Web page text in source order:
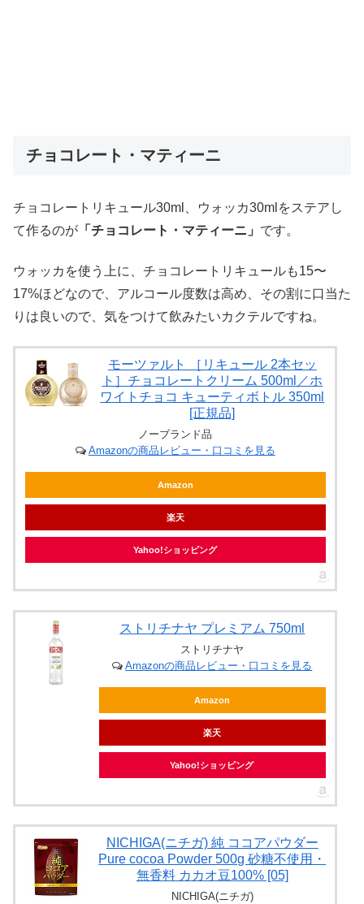
チョコレート・マティーニ
チョコレートリキュール30ml、ウォッカ30mlをステアし
て作るのが 「チョコレート・マティーニ」 です。
ウォッカを使う上に、チョコレートリキュールも15〜
17%ほどなので、アルコール度数は高め、その割に口当た
りは良いので、気をつけて飲みたいカクテルですね。
モーツァルト ［リキュール 2本セッ
ト］チョコレートクリーム 500ml／ホ
ワイトチョコ キューティボトル 350ml
[正規品]
ノーブランド品
Amazonの商品レビュー・口コミを見る
Amazon
楽天
Yahoo!ショッピング
ストリチナヤ プレミアム 750ml
ストリチナヤ
Amazonの商品レビュー・口コミを見る
Amazon
楽天
Yahoo!ショッピング
NICHIGA(ニチガ) 純 ココアパウダー
Pure cocoa Powder 500g 砂糖不使用・
無香料 カカオ豆100% [05]
NICHIGA(ニチガ)